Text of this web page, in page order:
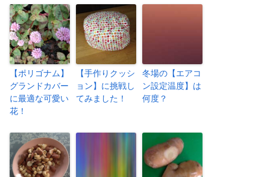
【ポリゴナム】
グランドカバー
に最適な可愛い
花！
【手作りクッシ
ョン】に挑戦し
てみました！
冬場の【エアコ
ン設定温度】は
何度？